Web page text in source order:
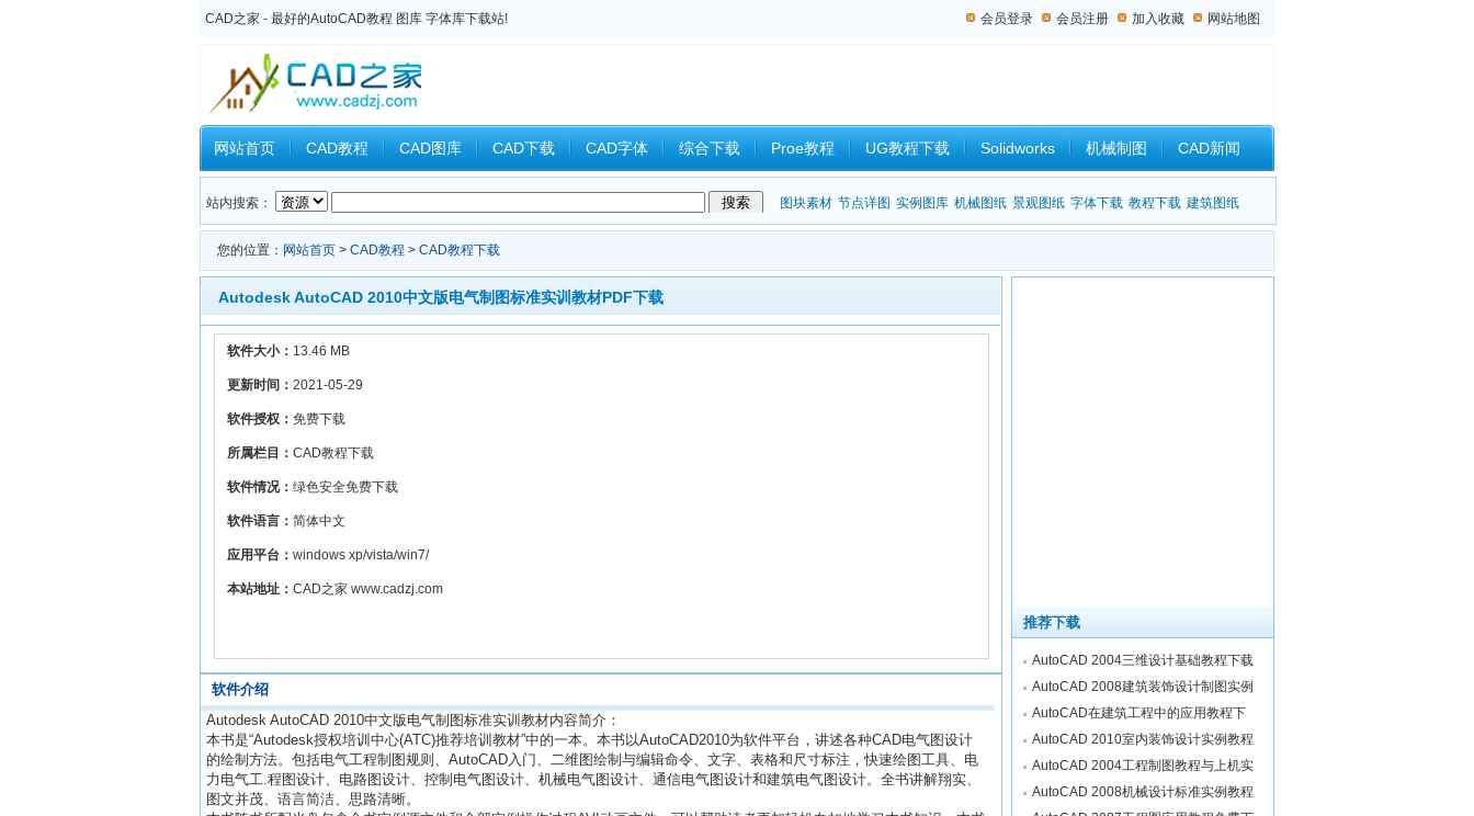
CAD之家 - 最好的AutoCAD教程 图库 字体库下载站! 会员登录 会员注册 加入收藏 网站地图
网站首页 CAD教程 CAD图库 CAD下载 CAD字体 综合下载 Proe教程 UG教程下载 Solidworks 机械制图 CAD新闻
Inventor教程 Ansys教程 CAXA教程 中望CAD Catia教程 CAD习题 CAM CAD2008 设计杂谈
站内搜索： 图块素材 节点详图 实例图库 机械图纸 景观图纸 字体下载 教程下载 建筑图纸
您的位置： 网站首页 > CAD教程 > CAD教程下载
Autodesk AutoCAD 2010中文版电气制图标准实训教材PDF下载
软件大小： 13.46 MB
更新时间： 2021-05-29
软件授权： 免费下载
所属栏目： CAD教程下载
软件情况： 绿色安全免费下载
软件语言： 简体中文
应用平台： windows xp/vista/win7/
本站地址： CAD之家 www.cadzj.com
软件介绍
Autodesk AutoCAD 2010中文版电气制图标准实训教材内容简介：
本书是“Autodesk授权培训中心(ATC)推荐培训教材”中的一本。本书以AutoCAD2010为软件平台，讲述各种CAD电气图设计
的绘制方法。包括电气工程制图规则、AutoCAD入门、二维图绘制与编辑命令、文字、表格和尺寸标注，快速绘图工具、电
力电气工.程图设计、电路图设计、控制电气图设计、机械电气图设计、通信电气图设计和建筑电气图设计。全书讲解翔实、
图文并茂、语言简洁、思路清晰。
推荐下载
AutoCAD 2004三维设计基础教程下载
AutoCAD 2008建筑装饰设计制图实例
AutoCAD在建筑工程中的应用教程下
AutoCAD 2010室内装饰设计实例教程
AutoCAD 2004工程制图教程与上机实
AutoCAD 2008机械设计标准实例教程